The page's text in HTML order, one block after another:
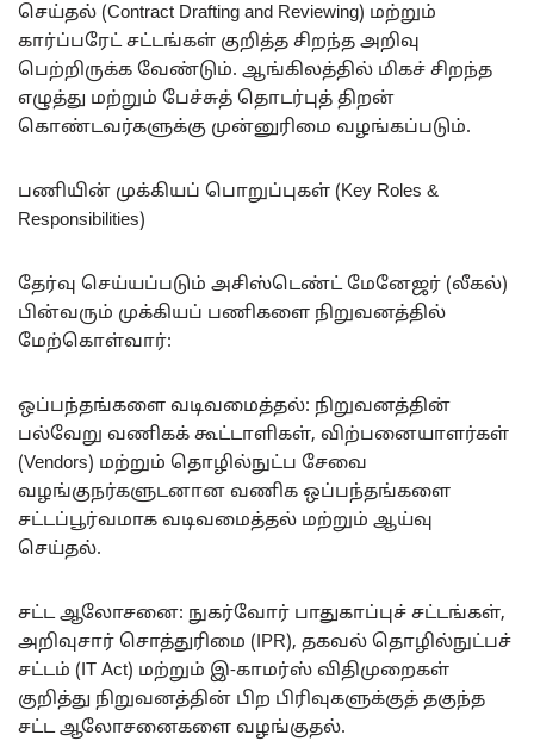
செய்தல் (Contract Drafting and Reviewing) மற்றும்
கார்ப்பரேட் சட்டங்கள் குறித்த சிறந்த அறிவு
பெற்றிருக்க வேண்டும். ஆங்கிலத்தில் மிகச் சிறந்த
எழுத்து மற்றும் பேச்சுத் தொடர்புத் திறன்
கொண்டவர்களுக்கு முன்னுரிமை வழங்கப்படும்.
பணியின் முக்கியப் பொறுப்புகள் (Key Roles &
Responsibilities)
தேர்வு செய்யப்படும் அசிஸ்டெண்ட் மேனேஜர் (லீகல்)
பின்வரும் முக்கியப் பணிகளை நிறுவனத்தில்
மேற்கொள்வார்:
ஒப்பந்தங்களை வடிவமைத்தல்: நிறுவனத்தின்
பல்வேறு வணிகக் கூட்டாளிகள், விற்பனையாளர்கள்
(Vendors) மற்றும் தொழில்நுட்ப சேவை
வழங்குநர்களுடனான வணிக ஒப்பந்தங்களை
சட்டப்பூர்வமாக வடிவமைத்தல் மற்றும் ஆய்வு
செய்தல்.
சட்ட ஆலோசனை: நுகர்வோர் பாதுகாப்புச் சட்டங்கள்,
அறிவுசார் சொத்துரிமை (IPR), தகவல் தொழில்நுட்பச்
சட்டம் (IT Act) மற்றும் இ-காமர்ஸ் விதிமுறைகள்
குறித்து நிறுவனத்தின் பிற பிரிவுகளுக்குத் தகுந்த
சட்ட ஆலோசனைகளை வழங்குதல்.